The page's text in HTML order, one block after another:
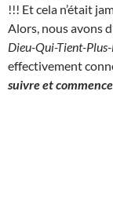
!!! Et cela n’était
Alors, nous avons
Dieu-Qui-Tient-Plus-
effectivement
suivre et